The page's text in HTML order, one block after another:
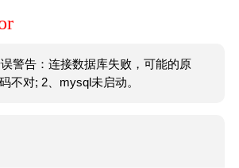
警告：连接数据库失败，可能的原
不对; 2、mysql未启动。